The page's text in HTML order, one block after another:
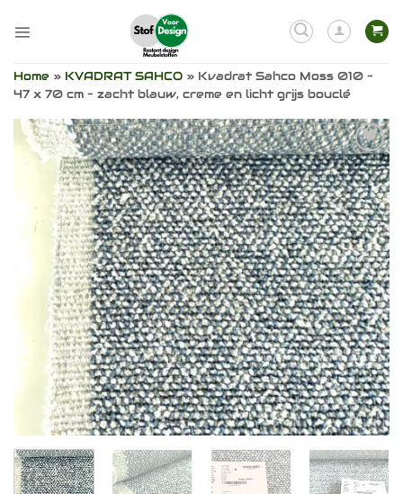
naar
Home » KVADRAT SAHCO » Kvadrat Sahco Moss 010 –
47 x 70 cm – zacht blauw, creme en licht grijs bouclé
Toevoegen
aan
verlanglijst